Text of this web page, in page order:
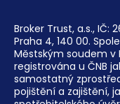
Broker Trust, a.s., IČ:
Praha 4, 140 00.
Městským soudem v
registrována u ČNB
samostatný
pojištění a zajištění,